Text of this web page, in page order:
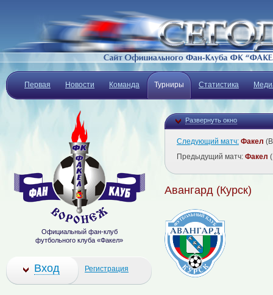
Первая Новости Команда Турниры Статистика
Развернуть окно
Следующий матч: Факел
Предыдущий матч: Факел
Авангард (Курск)
Официальный фан-клуб
футбольного клуба «Факел»
Вход Регистрация